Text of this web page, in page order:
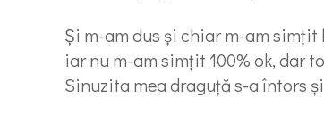
Și m-am dus și chiar m-am
iar nu m-am simțit 100% ok, dar
Sinuzita mea draguță s-a întors